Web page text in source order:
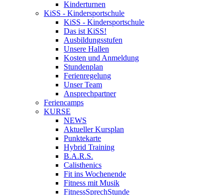
Kinderturnen
KiSS - Kindersportschule
KiSS - Kindersportschule
Das ist KiSS!
Ausbildungsstufen
Unsere Hallen
Kosten und Anmeldung
Stundenplan
Ferienregelung
Unser Team
Ansprechpartner
Feriencamps
KURSE
NEWS
Aktueller Kursplan
Punktekarte
Hybrid Training
B.A.R.S.
Calisthenics
Fit ins Wochenende
Fitness mit Musik
FitnessSprechStunde